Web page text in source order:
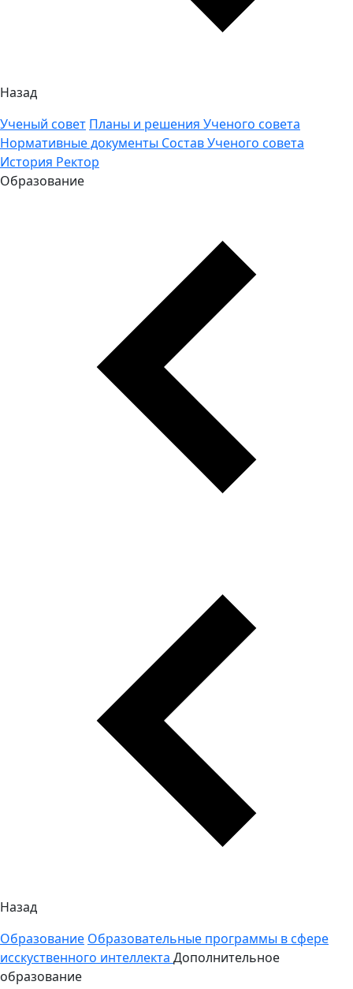
Назад
Ученый совет Планы и решения Ученого совета
Нормативные документы Состав Ученого совета
История Ректор
Образование
Назад
Образование Образовательные программы в сфере
исскуственного интеллекта Дополнительное
образование